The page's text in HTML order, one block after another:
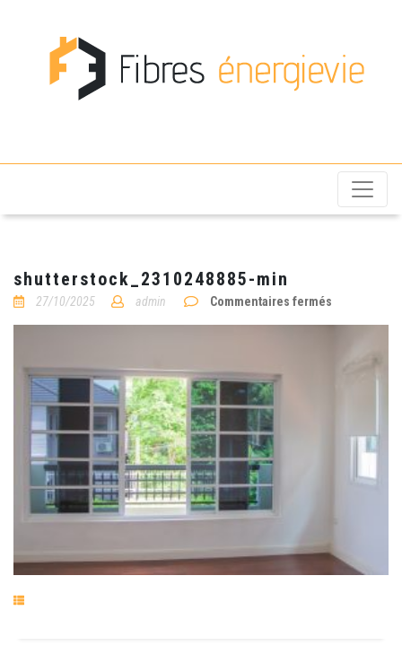
shutterstock_2310248885-min
27/10/2025 admin Commentaires fermés
min